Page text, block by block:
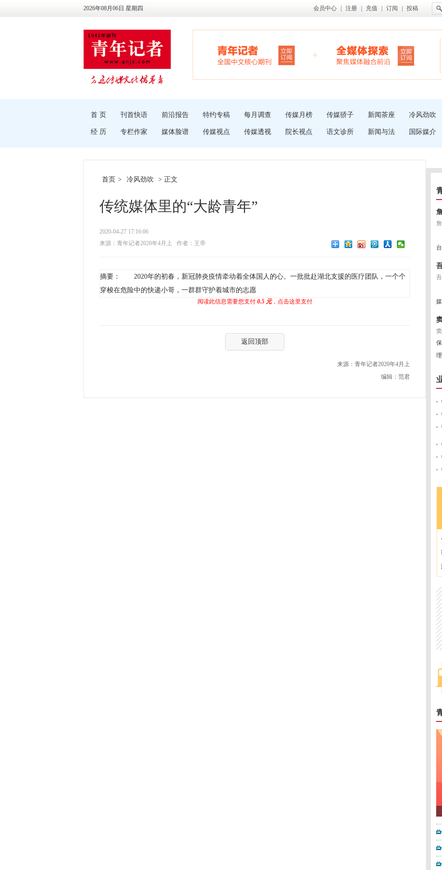
2026年08月06日 星期四 会员中心 注册 充值 订阅 投稿
首 页 刊首快语 前沿报告 特约专稿 每月调查 传媒月榜 传媒骄子 新闻茶座 冷风劲吹
经 历 专栏作家 媒体脸谱 传媒视点 传媒透视 院长视点 语文诊所 新闻与法 国际媒介
首页 > 冷风劲吹 > 正文
传统媒体里的“大龄青年”
2020-04-27 17:16:06
来源：青年记者2020年4月上
作者：王帝
摘要： 2020年的初春，新冠肺炎疫情牵动着全体国人的心。一批批赴湖北支援的医疗团队，一个个
穿梭在危险中的快递小哥，一群群守护着城市的志愿
阅读此信息需要您支付 0.5 元，点击这里支付
返回顶部
来源：青年记者2020年4月上
编辑：范君